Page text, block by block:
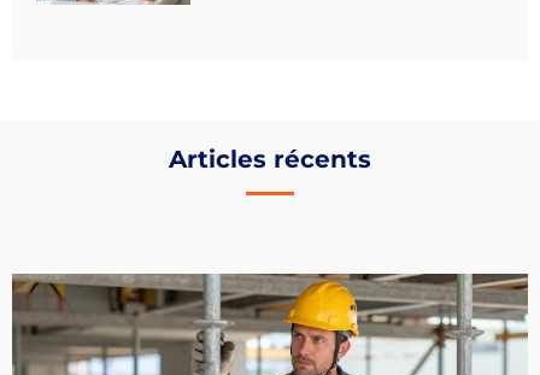
Articles récents